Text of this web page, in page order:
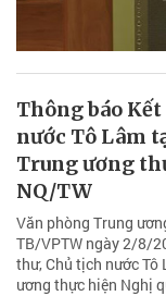
Thông báo
nước Tô Lâm
Trung ương
NQ/TW
Văn phòng Trung
TB/VPTW ngày 2/8/
thư, Chủ tịch nước Tô
ương thực hiện Nghị